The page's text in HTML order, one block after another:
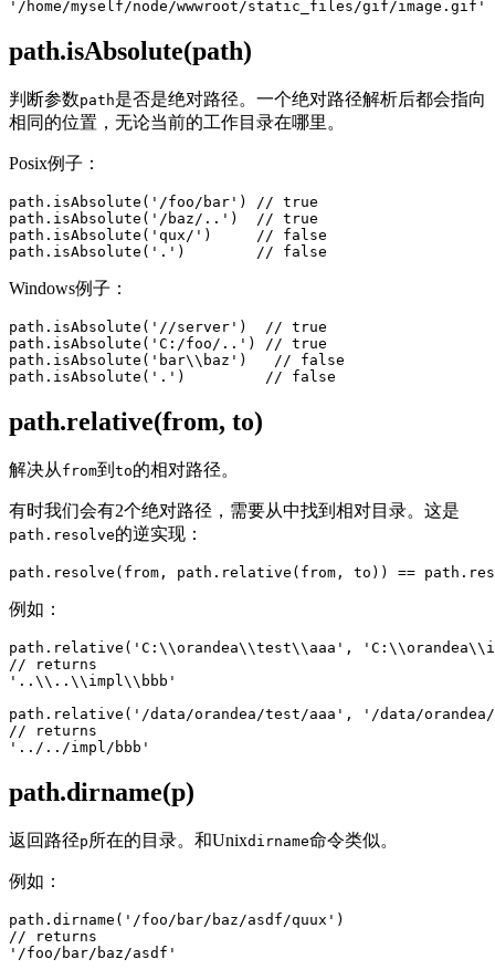
path.isAbsolute(path)
判断参数path是否是绝对路径。一个绝对路径解析后都会指向
相同的位置，无论当前的工作目录在哪里。
Posix例子：
path.isAbsolute('/foo/bar') // true
path.isAbsolute('/baz/..')  // true
path.isAbsolute('qux/')     // false
Windows例子：
path.isAbsolute('//server')  // true
path.isAbsolute('C:/foo/..') // true
path.isAbsolute('bar\\baz')   // false
path.relative(from, to)
解决从 from到 to的相对路径。
有时我们会有2个绝对路径，需要从中找到相对目录。这是
path.resolve的逆实现：
例如：
path.relative('C:\\orandea\\test\\aaa',
// returns
'..\\..\\impl\\bbb'
path.relative('/data/orandea/test/aaa', '/data/
// returns
path.dirname(p)
返回路径p 所在的目录。和Unixdirname命令类似。
例如：
path.dirname('/foo/bar/baz/asdf/quux')
// returns